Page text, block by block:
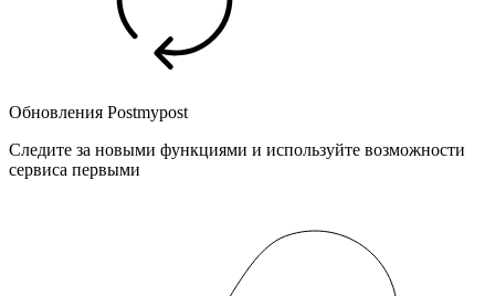
Обновления Postmypost
Следите за новыми функциями и используйте возможности
сервиса первыми